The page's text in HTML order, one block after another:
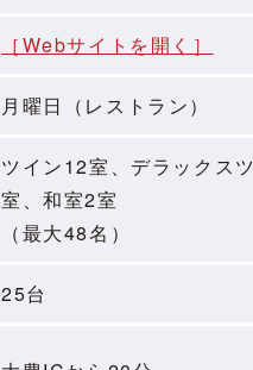
［Webサイトを開く］
月曜日（レストラン）
ツイン12室、デラックス
室、和室2室
（最大48名）
25台